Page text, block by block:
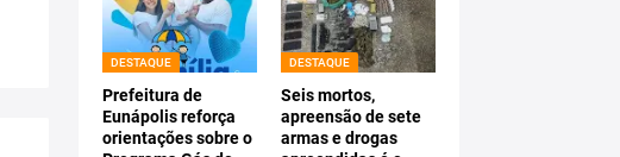
DESTAQUE
Prefeitura de
Eunápolis reforça
orientações sobre o
DESTAQUE
Seis mortos,
apreensão de sete
armas e drogas